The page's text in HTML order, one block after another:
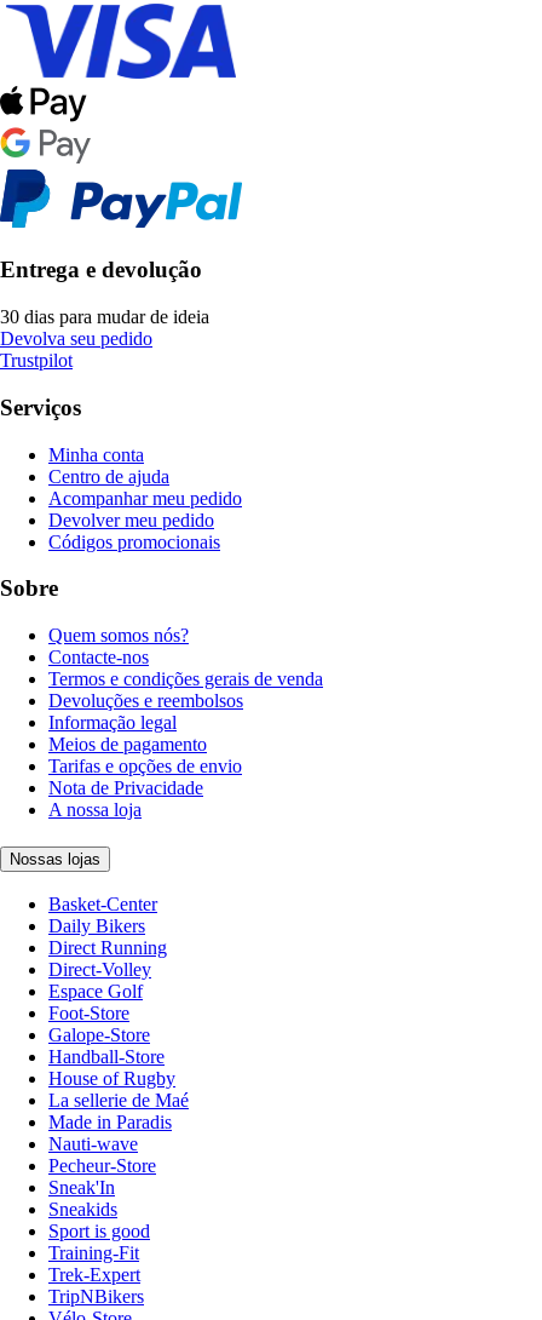
Entrega e devolução
30 dias para mudar de ideia
Devolva seu pedido
Trustpilot
Serviços
Minha conta
Centro de ajuda
Acompanhar meu pedido
Devolver meu pedido
Códigos promocionais
Sobre
Quem somos nós?
Contacte-nos
Termos e condições gerais de venda
Devoluções e reembolsos
Informação legal
Meios de pagamento
Tarifas e opções de envio
Nota de Privacidade
A nossa loja
Nossas lojas
Basket-Center
Daily Bikers
Direct Running
Direct-Volley
Espace Golf
Foot-Store
Galope-Store
Handball-Store
House of Rugby
La sellerie de Maé
Made in Paradis
Nauti-wave
Pecheur-Store
Sneak'In
Sneakids
Sport is good
Training-Fit
Trek-Expert
TripNBikers